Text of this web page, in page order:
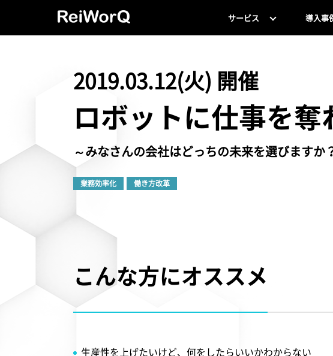
サービス 導入事
2019.03.12(火) 開催
ロボットに仕事を
～みなさんの会社はどっちの未来を選びますか
業務効率化 働き方改革
こんな方にオススメ
生産性を上げたいけど、何をしたらいいかわからない